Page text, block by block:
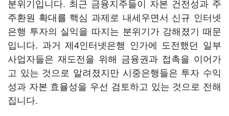
분위기입니다. 최근 금융지주들이 자본 건전성과 주
주환원 확대를 핵심 과제로 내세우면서 신규 인터넷
은행 투자의 실익을 따지는 분위기가 강해졌기 때문
입니다. 과거 제4인터넷은행 인가에 도전했던 일부
사업자들은 재도전을 위해 금융권과 접촉을 이어가
고 있는 것으로 알려졌지만 시중은행들은 투자 수익
성과 자본 효율성을 우선 검토하고 있는 것으로 전해
집니다.